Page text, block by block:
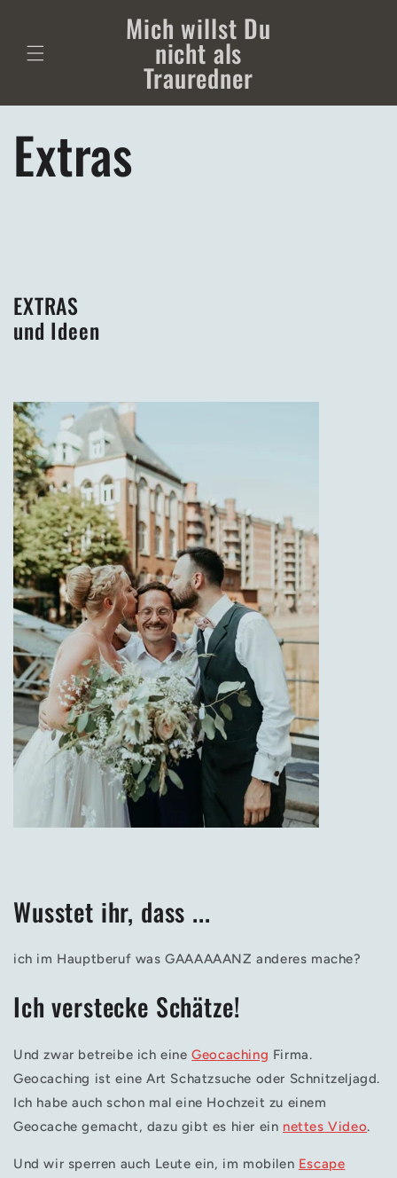
Mich willst Du
nicht als
Trauredner
Extras
EXTRAS
und Ideen
Wusstet ihr, dass ...
ich im Hauptberuf was GAAAAAANZ anderes mache?
Ich verstecke Schätze!
Und zwar betreibe ich eineGeocaching Firma.
Geocaching ist eine Art Schatzsuche oder Schnitzeljagd.
Ich habe auch schon mal eine Hochzeit zu einem
Geocache gemacht, dazu gibt es hier ein nettes Video.
Und wir sperren auch Leute ein, im mobilen Escape